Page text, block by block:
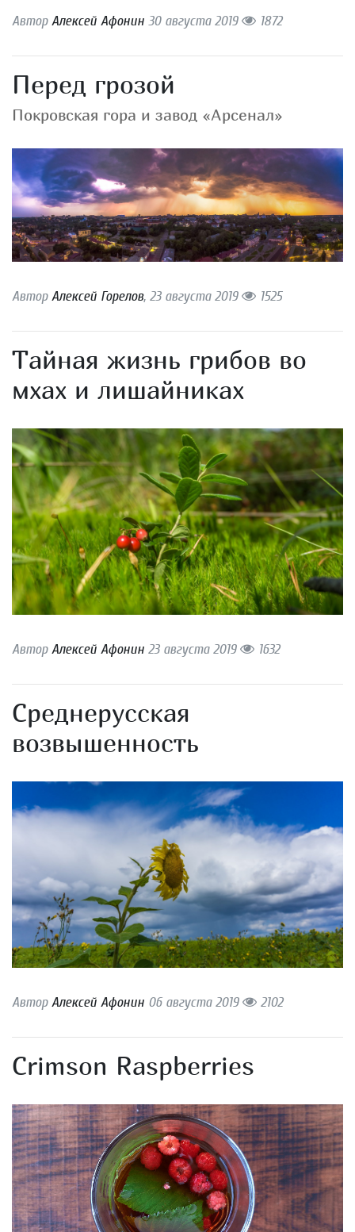
АвторАлексей Афонин 30 августа 2019 1872
Перед грозой
Покровская гора и завод «Арсенал»
АвторАлексей Горелов, 23 августа 2019 1525
Тайная жизнь грибов во
мхах и лишайниках
АвторАлексей Афонин 23 августа 2019 1632
Среднерусская
возвышенность
АвторАлексей Афонин 06 августа 2019 2102
Crimson Raspberries